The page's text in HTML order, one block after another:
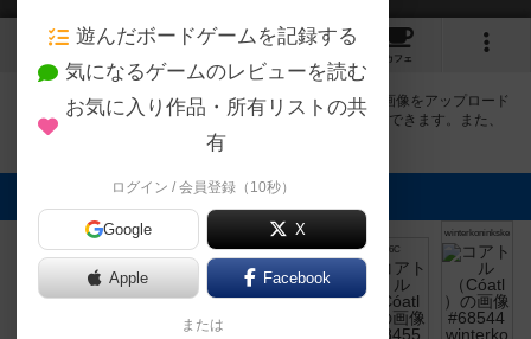
6 4
カフェ
ボドゲーマにログインすると、 「コアトル（Cóatl）」 の画像をアップロード
出来たり、他のユーザーの投稿画像に評価を付けることができます。また、
トップ6の画像は様々なページで表示されます。
トップに表示される画像
千代🌸
16C
winterkoninkske
遊んだボードゲームを記録する
気になるゲームのレビューを読む
お気に入り作品・所有リストの共
有
ログイン / 会員登録（10秒）
Google X
Apple Facebook
または